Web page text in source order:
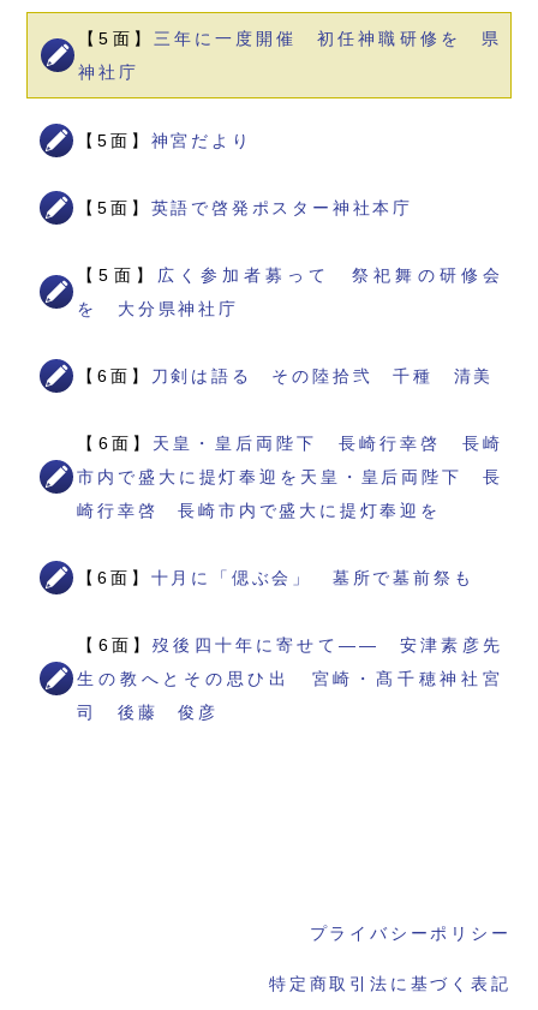
【5面】 三年に一度開催 初任神職研修を 県
神社庁
【5面】 神宮だより
【5面】 英語で啓発ポスター神社本庁
【5面】 広く参加者募って 祭祀舞の研修会
を 大分県神社庁
【6面】 刀剣は語る その陸拾弐 千種 清美
【6面】 天皇・皇后両陛下 長崎行幸啓 長崎
市内で盛大に提灯奉迎を天皇・皇后両陛下 長
崎行幸啓 長崎市内で盛大に提灯奉迎を
【6面】 十月に「偲ぶ会」 墓所で墓前祭も
【6面】歿後四十年に寄せて―― 安津素彦先
生の教へとその思ひ出 宮崎・髙千穂神社宮
司 後藤 俊彦
プライバシーポリシー
特定商取引法に基づく表記